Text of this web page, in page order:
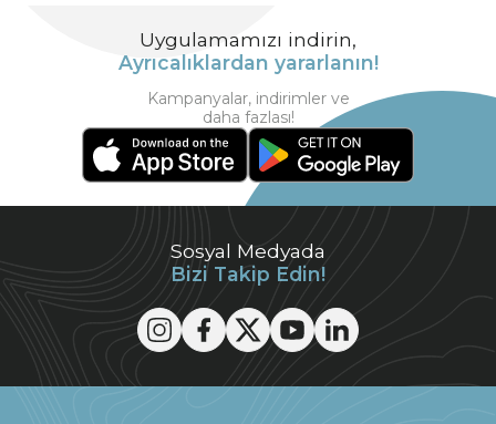
Sosyal Medyada
Bizi Takip Edin!
Uygulamamızı indirin,
Ayrıcalıklardan yararlanın!
Kampanyalar, indirimler ve
daha fazlası!